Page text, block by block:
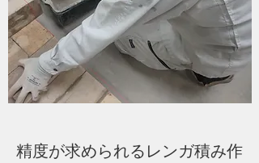
精度が求められるレンガ積み作